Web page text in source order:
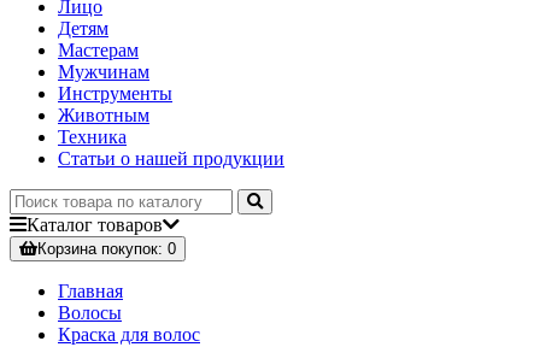
Лицо
Детям
Мастерам
Мужчинам
Инструменты
Животным
Техника
Статьи о нашей продукции
Каталог товаров
Корзинапокупок: 0
Главная
Волосы
Краска для волос